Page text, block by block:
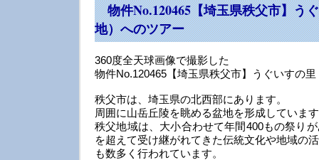
物件No.120465【埼玉県秩父市】う
地）へのツアー
360度全天球画像で撮影した
物件No.120465【埼玉県秩父市】うぐいすの
秩父市は、埼玉県の北西部にあります。
周囲に山岳丘陵を眺める盆地を形成していま
秩父地域は、大小合わせて年間400もの祭り
を超えて受け継がれてきた伝統文化や地域の
も数多く行われています。